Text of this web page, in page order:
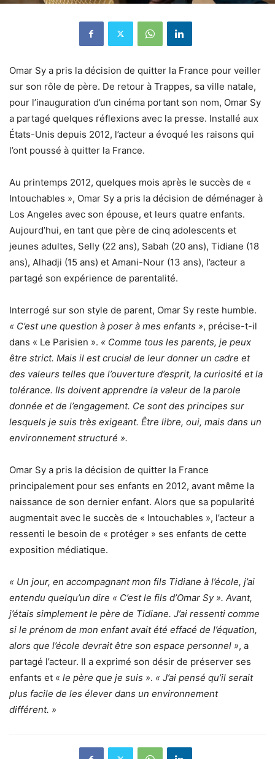
Omar Sy a pris la décision de quitter la France pour veiller
sur son rôle de père. De retour à Trappes, sa ville natale,
pour l’inauguration d’un cinéma portant son nom, Omar Sy
a partagé quelques réflexions avec la presse. Installé aux
États-Unis depuis 2012, l’acteur a évoqué les raisons qui
l’ont poussé à quitter la France.
Au printemps 2012, quelques mois après le succès de «
Intouchables », Omar Sy a pris la décision de déménager à
Los Angeles avec son épouse, et leurs quatre enfants.
Aujourd’hui, en tant que père de cinq adolescents et
jeunes adultes, Selly (22 ans), Sabah (20 ans), Tidiane (18
ans), Alhadji (15 ans) et Amani-Nour (13 ans), l’acteur a
partagé son expérience de parentalité.
Interrogé sur son style de parent, Omar Sy reste humble.
« C’est une question à poser à mes enfants », précise-t-il
dans « Le Parisien ». « Comme tous les parents, je peux
être strict. Mais il est crucial de leur donner un cadre et
des valeurs telles que l’ouverture d’esprit, la curiosité et la
tolérance. Ils doivent apprendre la valeur de la parole
donnée et de l’engagement. Ce sont des principes sur
lesquels je suis très exigeant. Être libre, oui, mais dans un
environnement structuré ».
Omar Sy a pris la décision de quitter la France
principalement pour ses enfants en 2012, avant même la
naissance de son dernier enfant. Alors que sa popularité
augmentait avec le succès de « Intouchables », l’acteur a
ressenti le besoin de « protéger » ses enfants de cette
exposition médiatique.
« Un jour, en accompagnant mon fils Tidiane à l’école, j’ai
entendu quelqu’un dire « C’est le fils d’Omar Sy ». Avant,
j’étais simplement le père de Tidiane. J’ai ressenti comme
si le prénom de mon enfant avait été effacé de l’équation,
alors que l’école devrait être son espace personnel », a
partagé l’acteur. Il a exprimé son désir de préserver ses
enfants et « le père que je suis ». « J’ai pensé qu’il serait
plus facile de les élever dans un environnement
différent. »